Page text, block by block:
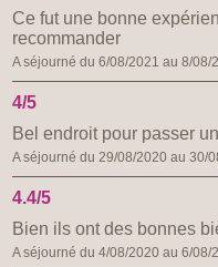
Ce fut une bonne
recommander
A séjourné du 6/08/2021 au 8/08/
4/5
Bel endroit pour passer
A séjourné du 29/08/2020 au 30/
4.4/5
Bien ils ont des bonnes
A séjourné du 4/08/2020 au 6/08/